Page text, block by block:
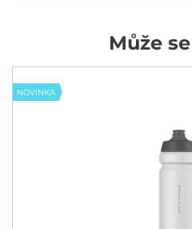
Může
NOVINKA